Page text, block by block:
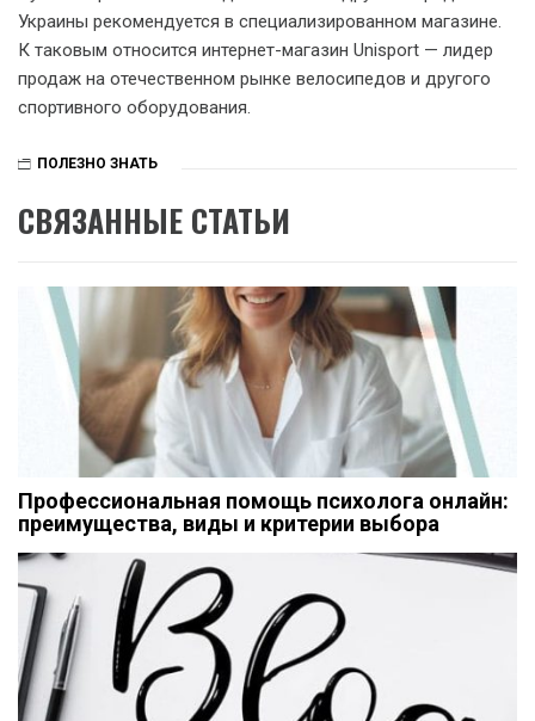
Украины рекомендуется в специализированном магазине.
К таковым относится интернет-магазин Unisport — лидер
продаж на отечественном рынке велосипедов и другого
спортивного оборудования.
ПОЛЕЗНО ЗНАТЬ
СВЯЗАННЫЕ СТАТЬИ
Профессиональная помощь психолога онлайн:
преимущества, виды и критерии выбора